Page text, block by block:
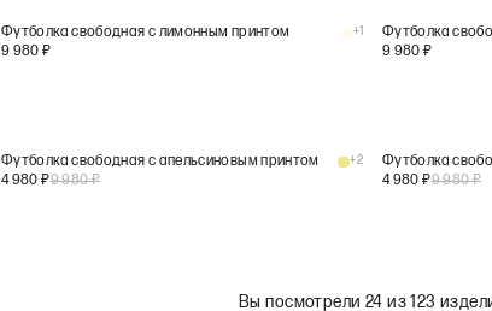
Футболка свободная с лимонным принтом
9 980 ₽
+1
Футболка
9 980 ₽
Футболка свободная с апельсиновым принтом
4 980 ₽9 980₽
+2
Футболка
4 980 ₽9 980₽
Вы посмотрели 24 из 123